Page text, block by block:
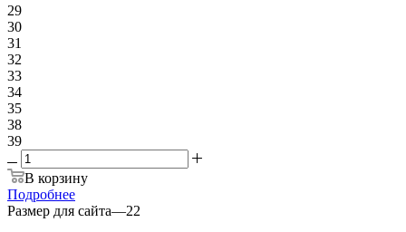
29
30
31
32
33
34
35
38
39
В корзину
Подробнее
Размер для сайта—22